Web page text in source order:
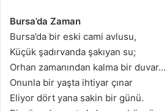
Bursa’da Zaman
Bursa’da bir eski cami avlusu,
Küçük şadırvanda şakıyan su;
Orhan zamanından kalma bir duvar…
Onunla bir yaşta ihtiyar çınar
Eliyor dört yana sakin bir günü.